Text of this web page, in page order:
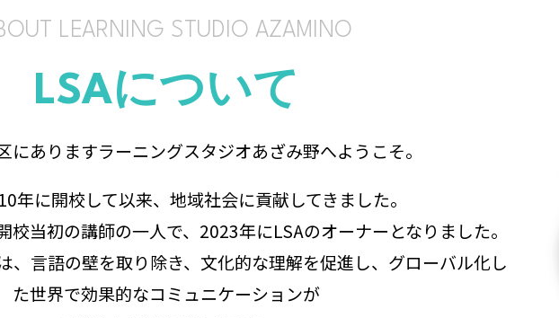
LEARNING STUDIO AZAMINO
LSAについて
にありますラーニングスタジオあざみ野へようこそ。
年に開校して以来、地域社会に貢献してきました。
校当初の講師の一人で、2023年にLSAのオーナーとなりました。
、言語の壁を取り除き、文化的な理解を促進し、グローバル化し
た世界で効果的なコミュニケーションが